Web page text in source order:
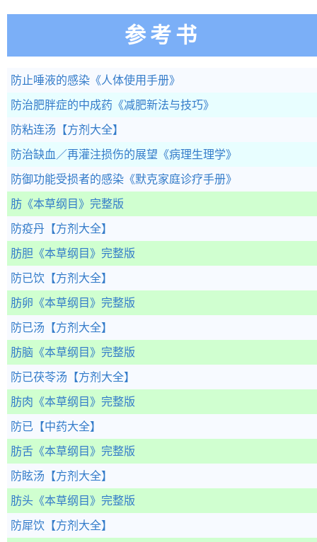
参考书
防止唾液的感染 《人体使用手册》
防治肥胖症的中成药 《减肥新法与技巧》
防粘连汤 【方剂大全】
防治缺血／再灌注损伤的展望 《病理生理学》
防御功能受损者的感染 《默克家庭诊疗手册》
肪 《本草纲目》完整版
防疫丹 【方剂大全】
肪胆 《本草纲目》完整版
防已饮 【方剂大全】
肪卵 《本草纲目》完整版
防已汤 【方剂大全】
肪脑 《本草纲目》完整版
防已茯苓汤 【方剂大全】
肪肉 《本草纲目》完整版
防已 【中药大全】
肪舌 《本草纲目》完整版
防眩汤 【方剂大全】
肪头 《本草纲目》完整版
防犀饮 【方剂大全】